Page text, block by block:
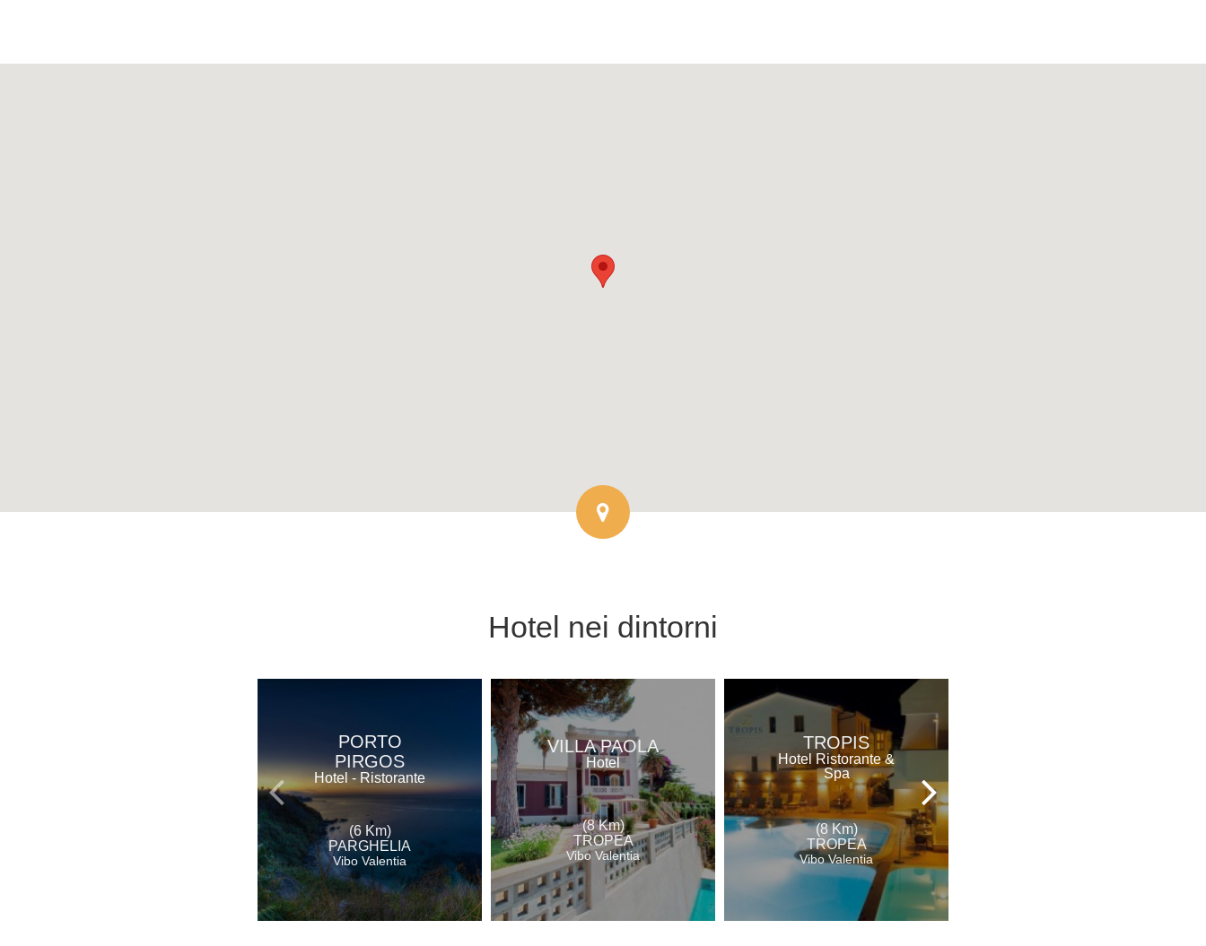
Hotel nei dintorni
PORTO
PIRGOS
Hotel - Ristorante
(6 Km)
PARGHELIA
Vibo Valentia
VILLA PAOLA
Hotel
(8 Km)
TROPEA
Vibo Valentia
TROPIS
Hotel Ristorante &
Spa
(8 Km)
TROPEA
Vibo Valentia